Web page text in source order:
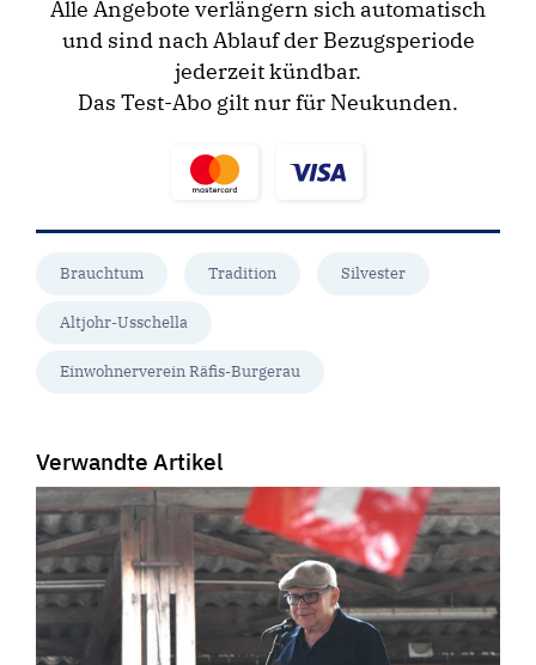
Alle Angebote verlängern sich automatisch
und sind nach Ablauf der Bezugsperiode
jederzeit kündbar.
Das Test-Abo gilt nur für Neukunden.
Brauchtum Tradition Silvester
Altjohr-Usschella
Einwohnerverein Räfis-Burgerau
Verwandte Artikel